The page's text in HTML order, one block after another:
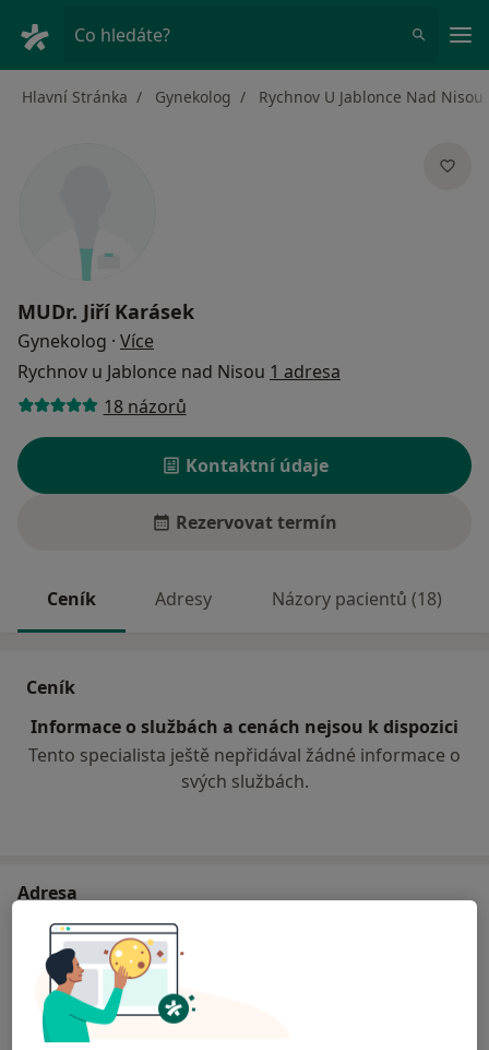
Co hledáte?
Hlavní Stránka Gynekolog Rychnov U Jablonce Nad Nisou
MUDr. Jiří Karásek
Gynekolog · Více
Rychnov u Jablonce nad Nisou 1 adresa
18 názorů
Kontaktní údaje
Rezervovat termín
Ceník Adresy Názory pacientů (18)
Ceník
Informace o službách a cenách nejsou k dispozici
Tento specialista ještě nepřidával žádné informace o
svých službách.
Adresa
Praktický lékař gynekolog
Čechova 494,